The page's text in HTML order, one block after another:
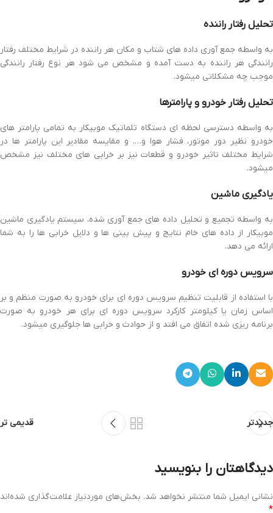
تحلیل رفتار راننده
به واسطه جمع آوری داده های شتاب و مکان هر راننده در شرایط مختلف رفتار
رانندگی هر راننده به دست آمده و مشخص می شود هر نوع رفتار رانندگی
موجب چه مشکلاتی میشود.
تحلیل رفتار خودرو و پارامترها
به واسطه دسترسی لحظه ای دستگاه تلماتیک موبیکار به تمامی پارامتر های
خودرو نظیر دور موتور، فشار هوا و…. و مقایسه مقادیر این پارامتر ها در
شرایط مختلف تاثیر خودرو و قطعات نیز بر خرابی های مختلف نیز مشخص
میشود.
یادگیری ماشین
به واسطه تجمیع و تحلیل داده های جمع آوری شده، سیستم یادگیری ماشین
موبیکار از داده های خام نتایج و پیش بینی ها و دلایل خرابی ها را به شما
ارائه می دهد.
سرویس دوره ای خودرو
با استفاده از قابلیت تنظیم سرویس دوره ای برای خودرو به صورت منظم و بر
اساس زمان یا کیلومتر کارکرد سرویس دوره ای برای هر خودرو به صورت
برنامه ریزی شده اتفاق می افتد و از حوادث و خرابی ها جلوگیری میشود.
جدیدتر قدیمی تر
دیدگاهتان را بنویسید
نشانی ایمیل شما منتشر نخواهد شد. بخش‌های موردنیاز علامت‌گذاری شده‌اند
*